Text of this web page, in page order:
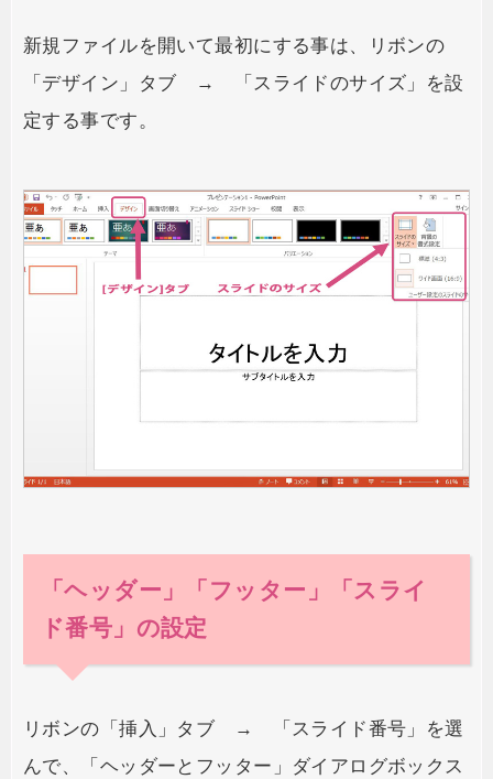
新規ファイルを開いて最初にする事は、リボンの
「デザイン」タブ → 「スライドのサイズ」を設
定する事です。
「ヘッダー」「フッター」「スライ
ド番号」の設定
リボンの「挿入」タブ → 「スライド番号」を選
んで、「ヘッダーとフッター」ダイアログボックス